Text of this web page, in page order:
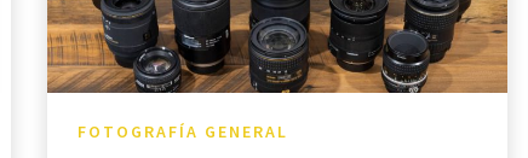
FOTOGRAFÍA GENERAL